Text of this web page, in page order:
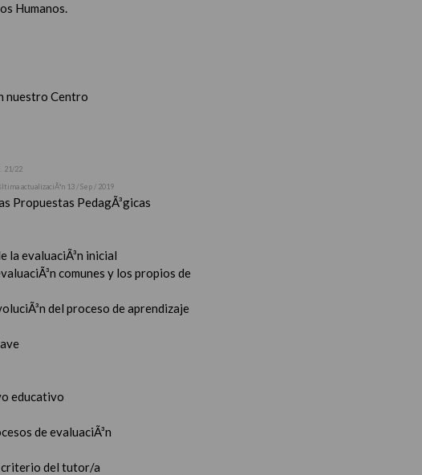
Humanos.
nuestro Centro
21/22
actualizaciÃ³n 13 / Sep / 2019
Propuestas PedagÃ³gicas
la evaluaciÃ³n inicial
comunes y los propios de
del proceso de aprendizaje
educativo
de evaluaciÃ³n
criterio del tutor/a